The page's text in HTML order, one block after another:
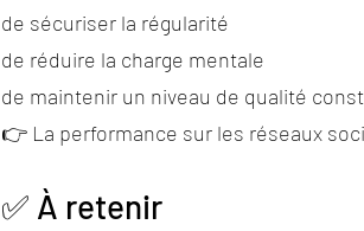
de sécuriser la régularité
de réduire la charge mentale
de maintenir un niveau de qualité
👉 La performance sur les réseaux
✅ À retenir